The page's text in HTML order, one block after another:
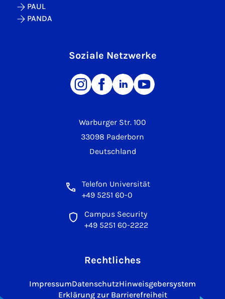
Warburger Str. 100
33098 Paderborn
Deutschland
Telefon Universität
+49 5251 60-0
Campus Security
+49 5251 60-2222
PAUL
PANDA
Soziale Netzwerke
Rechtliches
ImpressumDatenschutzHinweisgebersystem
Erklärung zur Barrierefreiheit